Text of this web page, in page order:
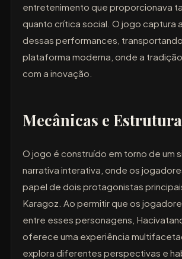
entretenimento que proporcionava
quanto crítica social. O jogo captura
dessas performances,
plataforma moderna, onde a
com a inovação.
Mecânicas e
O jogo é construído em torno de um
narrativa interativa, onde os
papel de dois protagonistas
Karagoz. Ao permitir que os
entre esses personagens,
oferece uma experiência
explora diferentes perspectivas e